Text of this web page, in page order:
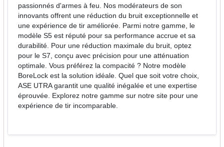
passionnés d'armes à feu. Nos modérateurs de son
innovants offrent une réduction du bruit exceptionnelle et
une expérience de tir améliorée. Parmi notre gamme, le
modèle S5 est réputé pour sa performance accrue et sa
durabilité. Pour une réduction maximale du bruit, optez
pour le S7, conçu avec précision pour une atténuation
optimale. Vous préférez la compacité ? Notre modèle
BoreLock est la solution idéale. Quel que soit votre choix,
ASE UTRA garantit une qualité inégalée et une expertise
éprouvée. Explorez notre gamme sur notre site pour une
expérience de tir incomparable.